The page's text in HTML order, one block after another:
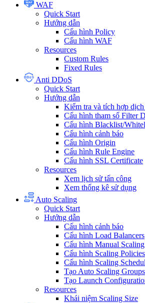
WAF
Quick Start
Hướng dẫn
Cấu hình Policy
Cấu hình WAF
Resources
Custom Rules
Fixed Rules
Anti DDoS
Quick Start
Hướng dẫn
Kiểm tra và tích hợp
Cấu hình tham số Filter
Cấu hình Blacklist/
Cấu hình cảnh báo
Cấu hình Origin
Cấu hình Rule Engine
Cấu hình SSL Certificate
Resources
Xem lịch sử tấn công
Xem thống kê sử dụng
Auto Scaling
Quick Start
Hướng dẫn
Cấu hình cảnh báo
Cấu hình Load Balancers
Cấu hình Manual Scaling
Cấu hình Scaling Policies
Cấu hình Scaling
Tạo Auto Scaling Groups
Tạo Launch
Resources
Khái niệm Scaling Size